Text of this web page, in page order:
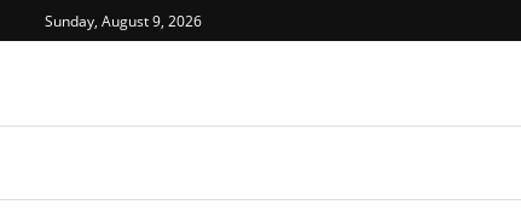
Sunday, August 9, 2026